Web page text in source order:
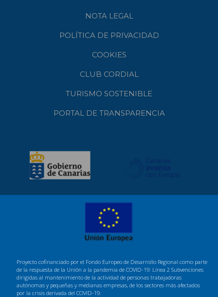
NOTA LEGAL
POLÍTICA DE PRIVACIDAD
COOKIES
CLUB CORDIAL
TURISMO SOSTENIBLE
PORTAL DE TRANSPARENCIA
Proyecto cofinanciado por el Fondo Europeo de Desarrollo Regional como parte
de la respuesta de la Unión a la pandemia de COVID-19: Línea 2 Subvenciones
dirigidas al mantenimiento de la actividad de personas trabajadoras
autónomas y pequeñas y medianas empresas, de los sectores más afectados
por la crisis derivada del COVID-19.